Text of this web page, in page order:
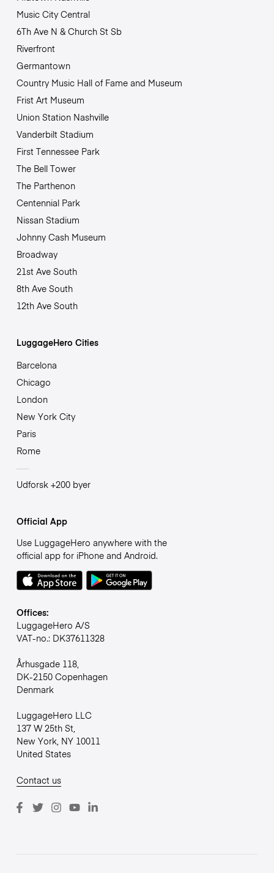
Music City Central
6Th Ave N & Church St Sb
Riverfront
Germantown
Country Music Hall of Fame and Museum
Frist Art Museum
Union Station Nashville
Vanderbilt Stadium
First Tennessee Park
The Bell Tower
The Parthenon
Centennial Park
Nissan Stadium
Johnny Cash Museum
Broadway
21st Ave South
8th Ave South
12th Ave South
LuggageHero Cities
Barcelona
Chicago
London
New York City
Paris
Rome
Udforsk +200 byer
Official App
Use LuggageHero anywhere with the
official app for iPhone and Android.
Offices:
LuggageHero A/S
VAT-no.: DK37611328
Århusgade 118,
DK-2150 Copenhagen
Denmark
LuggageHero LLC
137 W 25th St,
New York, NY 10011
United States
Contact us